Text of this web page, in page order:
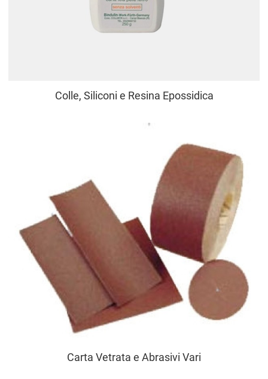
Colle, Siliconi e Resina Epossidica
Carta Vetrata e Abrasivi Vari